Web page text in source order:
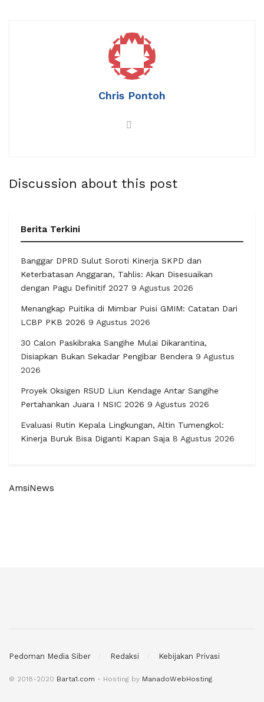
Chris Pontoh
Discussion about this post
Berita Terkini
Banggar DPRD Sulut Soroti Kinerja SKPD dan
Keterbatasan Anggaran, Tahlis: Akan Disesuaikan
dengan Pagu Definitif 2027 9 Agustus 2026
Menangkap Puitika di Mimbar Puisi GMIM: Catatan Dari
LCBP PKB 2026 9 Agustus 2026
30 Calon Paskibraka Sangihe Mulai Dikarantina,
Disiapkan Bukan Sekadar Pengibar Bendera 9 Agustus
2026
Proyek Oksigen RSUD Liun Kendage Antar Sangihe
Pertahankan Juara I NSIC 2026 9 Agustus 2026
Evaluasi Rutin Kepala Lingkungan, Altin Tumengkol:
Kinerja Buruk Bisa Diganti Kapan Saja 8 Agustus 2026
AmsiNews
Pedoman Media Siber Redaksi Kebijakan Privasi
© 2018-2020 Barta1.com - Hosting by ManadoWebHosting.